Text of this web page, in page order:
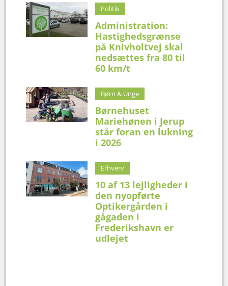
Politik
Administration:
Hastighedsgrænse
på Knivholtvej skal
nedsættes fra 80 til
60 km/t
Børn & Unge
Børnehuset
Mariehønen i Jerup
står foran en lukning
i 2026
Erhverv
10 af 13 lejligheder i
den nyopførte
Optikergården i
gågaden i
Frederikshavn er
udlejet